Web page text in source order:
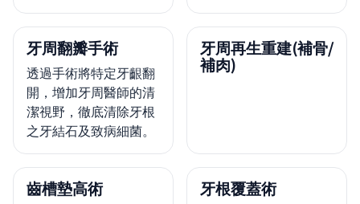
牙周翻瓣手術
透過手術將特定牙齦翻
開，增加牙周醫師的清
潔視野，徹底清除牙根
之牙結石及致病細菌。
牙周再生重建(補骨/
補肉)
齒槽墊高術 牙根覆蓋術